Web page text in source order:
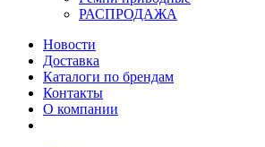
РАСПРОДАЖА
Новости
Доставка
Каталоги по брендам
Контакты
О компании